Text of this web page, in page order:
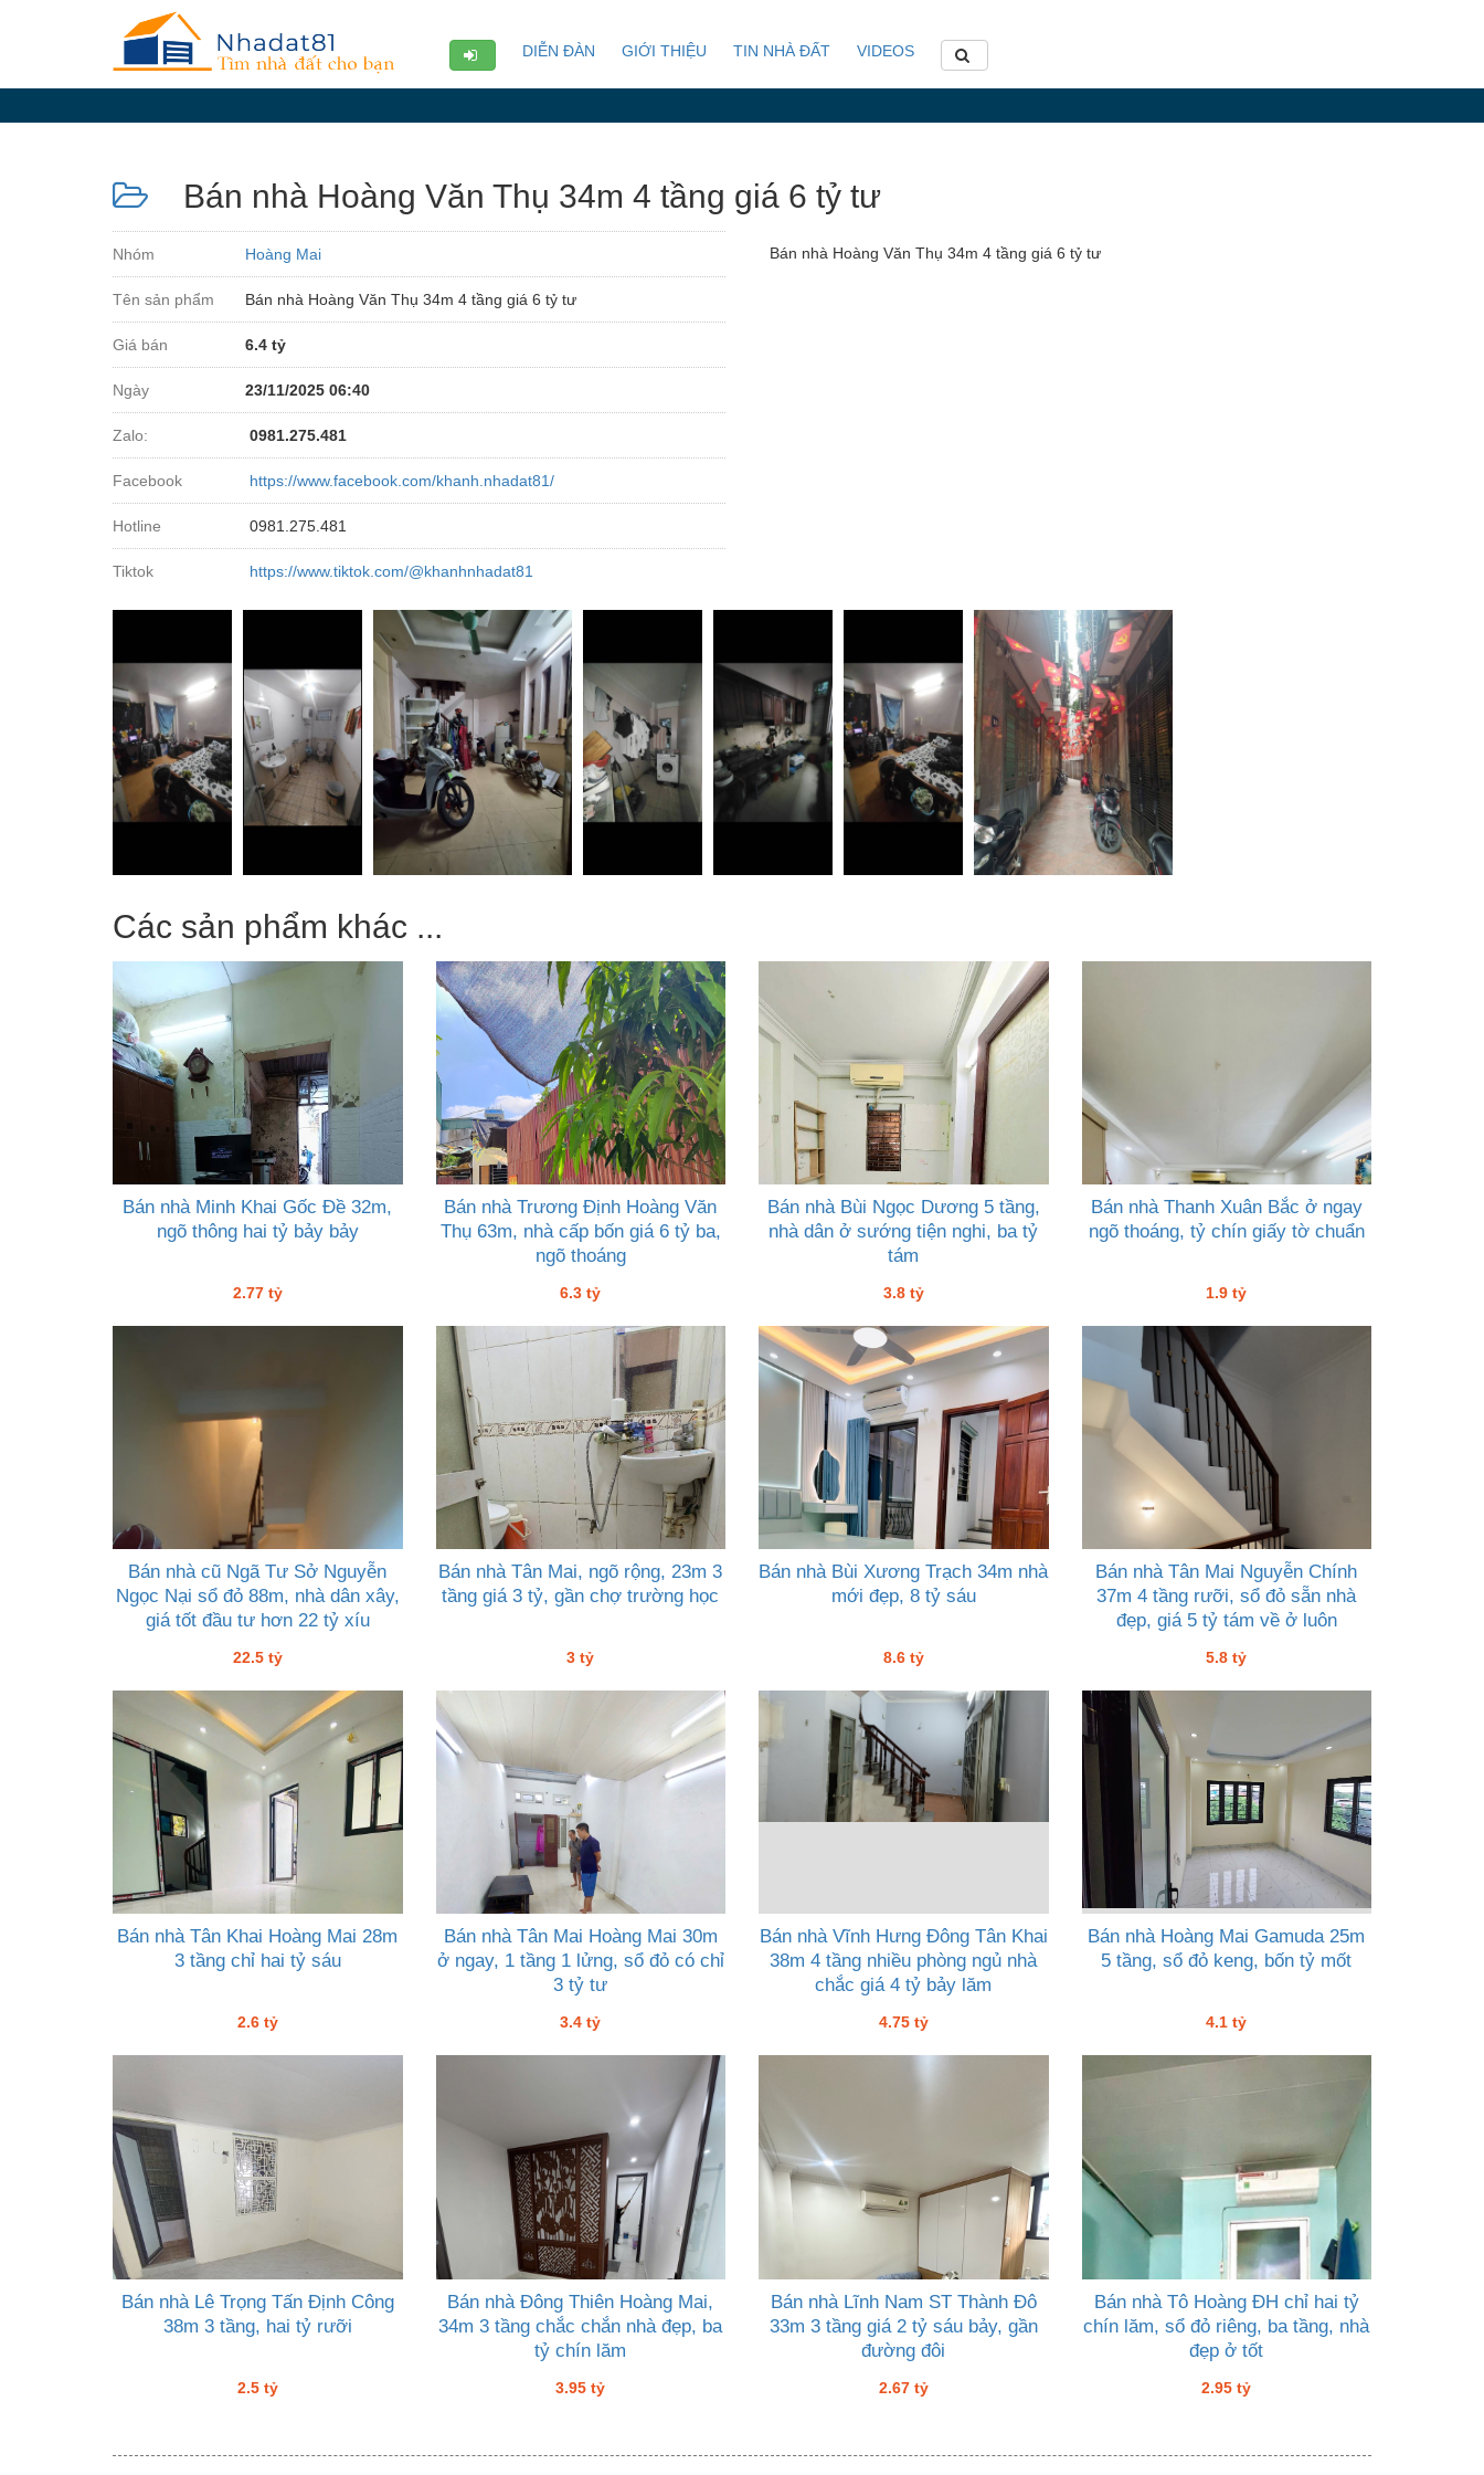
DIỄN ĐÀN GIỚI THIỆU TIN NHÀ ĐẤT VIDEOS
Diễn
Bán nhà Hoàng Văn Thụ 34m 4 tầng giá 6 tỷ tư
Nhóm Hoàng Mai
Tên sản phẩm Bán nhà Hoàng Văn Thụ 34m 4 tầng giá 6 tỷ tư
Giá bán 6.4 tỷ
Ngày 23/11/2025 06:40
Zalo: 0981.275.481
Facebook https://www.facebook.com/khanh.nhadat81/
Hotline 0981.275.481
Tiktok https://www.tiktok.com/@khanhnhadat81
Bán nhà Hoàng Văn Thụ 34m 4 tầng giá 6 tỷ tư
Các sản phẩm khác ...
Bán nhà Minh Khai Gốc Đề 32m,
ngõ thông hai tỷ bảy bảy
2.77 tỷ
Bán nhà Trương Định Hoàng Văn
Thụ 63m, nhà cấp bốn giá 6 tỷ ba,
ngõ thoáng
6.3 tỷ
Bán nhà Bùi Ngọc Dương 5 tầng,
nhà dân ở sướng tiện nghi, ba tỷ
tám
3.8 tỷ
Bán nhà Thanh Xuân Bắc ở ngay
ngõ thoáng, tỷ chín giấy tờ chuẩn
1.9 tỷ
Bán nhà cũ Ngã Tư Sở Nguyễn
Ngọc Nại sổ đỏ 88m, nhà dân xây,
giá tốt đầu tư hơn 22 tỷ xíu
22.5 tỷ
Bán nhà Tân Mai, ngõ rộng, 23m 3
tầng giá 3 tỷ, gần chợ trường học
3 tỷ
Bán nhà Bùi Xương Trạch 34m nhà
mới đẹp, 8 tỷ sáu
8.6 tỷ
Bán nhà Tân Mai Nguyễn Chính
37m 4 tầng rưỡi, sổ đỏ sẵn nhà
đẹp, giá 5 tỷ tám về ở luôn
5.8 tỷ
Bán nhà Tân Khai Hoàng Mai 28m
3 tầng chỉ hai tỷ sáu
2.6 tỷ
Bán nhà Tân Mai Hoàng Mai 30m
ở ngay, 1 tầng 1 lửng, sổ đỏ có chỉ
3 tỷ tư
3.4 tỷ
Bán nhà Vĩnh Hưng Đông Tân Khai
38m 4 tầng nhiều phòng ngủ nhà
chắc giá 4 tỷ bảy lăm
4.75 tỷ
Bán nhà Hoàng Mai Gamuda 25m
5 tầng, sổ đỏ keng, bốn tỷ mốt
4.1 tỷ
Bán nhà Lê Trọng Tấn Định Công
38m 3 tầng, hai tỷ rưỡi
2.5 tỷ
Bán nhà Đông Thiên Hoàng Mai,
34m 3 tầng chắc chắn nhà đẹp, ba
tỷ chín lăm
3.95 tỷ
Bán nhà Lĩnh Nam ST Thành Đô
33m 3 tầng giá 2 tỷ sáu bảy, gần
đường đôi
2.67 tỷ
Bán nhà Tô Hoàng ĐH chỉ hai tỷ
chín lăm, sổ đỏ riêng, ba tầng, nhà
đẹp ở tốt
2.95 tỷ